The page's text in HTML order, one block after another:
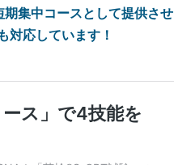
集中コースとして提供させ
対応しています！